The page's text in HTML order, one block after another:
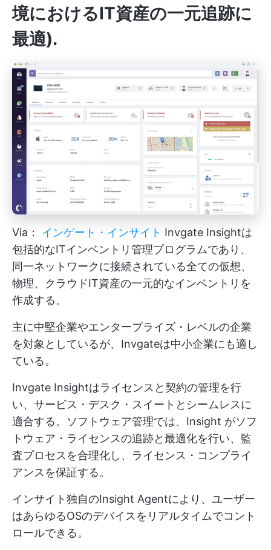
境におけるIT資産の一元追跡に
最適).
Via： インゲート・インサイト Invgate Insightは
包括的なITインベントリ管理プログラムであり、
同一ネットワークに接続されている全ての仮想、
物理、クラウドIT資産の一元的なインベントリを
作成する。
主に中堅企業やエンタープライズ・レベルの企業
を対象としているが、Invgateは中小企業にも適し
ている。
Invgate Insightはライセンスと契約の管理を行
い、サービス・デスク・スイートとシームレスに
適合する。ソフトウェア管理では、Insight がソフ
トウェア・ライセンスの追跡と最適化を行い、監
査プロセスを合理化し、ライセンス・コンプライ
アンスを保証する。
インサイト独自のInsight Agentにより、ユーザー
はあらゆるOSのデバイスをリアルタイムでコント
ロールできる。